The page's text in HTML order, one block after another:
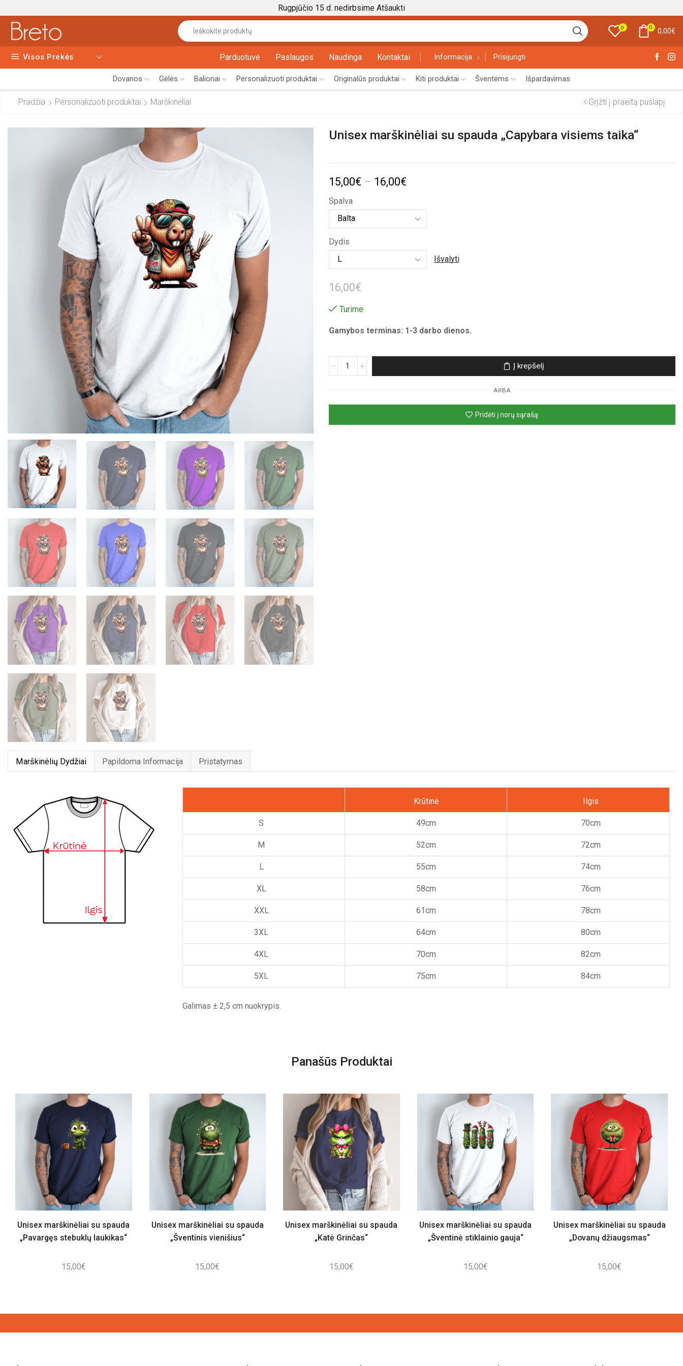
Rugpjūčio 15 d. nedirbsime Atšaukti
input
0 0 0,00€
Visos Prekės Parduotuvė Paslaugos Naudinga Kontaktai Informacija Prisijungti
Dovanos Gėlės Balionai Personalizuoti produktai Originalūs produktai Kiti produktai Šventėms Išpardavimas
Pradžia Personalizuoti produktai Marškinėliai Grįžti į praeitą puslapį
Unisex marškinėliai su spauda „Capybara visiems taika“
15,00€ – 16,00€Price
15,00€
16,00€
Spalva
Dydis
Išvalyti
16,00€
Turime
Gamybos terminas: 1-3 darbo dienos.
produkto
su
„Capybara
Į krepšelį
ARBA
Pridėti į norų sąrašą
Marškinėlių Dydžiai Papildoma Informacija Pristatymas
Krūtinė Ilgis
S 49cm 70cm
M 52cm 72cm
L 55cm 74cm
XL 58cm 76cm
XXL 61cm 78cm
3XL 64cm 80cm
4XL 70cm 82cm
5XL 75cm 84cm
Galimas ± 2,5 cm nuokrypis.
Panašūs Produktai
Unisex marškinėliai su spauda
„Pavargęs stebuklų laukikas“
15,00€
Unisex marškinėliai su spauda
„Šventinis vienišius“
15,00€
Unisex marškinėliai su spauda
„Katė Grinčas“
15,00€
Unisex marškinėliai su spauda
„Šventinė stiklainio gauja“
15,00€
Unisex marškinėliai su spauda
„Dovanų džiaugsmas“
15,00€